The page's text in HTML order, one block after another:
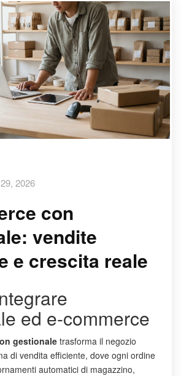
2026
con
vendite
e crescita reale
ed e-commerce
gestionaletrasforma il negozio
di vendita efficiente, dove ogni ordine
automatici di magazzino,